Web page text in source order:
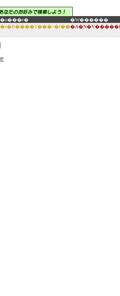
�o���ғ�
�W������
�e�B����T���~�l��